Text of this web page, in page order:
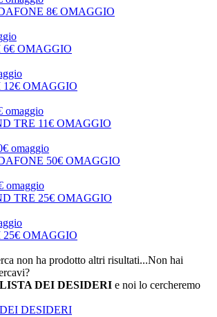
8€ OMAGGIO
OMAGGIO
OMAGGIO
TRE 11€ OMAGGIO
50€ OMAGGIO
TRE 25€ OMAGGIO
OMAGGIO
non ha prodotto altri risultati...Non hai
LISTA DEI DESIDERI e noi lo cercheremo
DESIDERI